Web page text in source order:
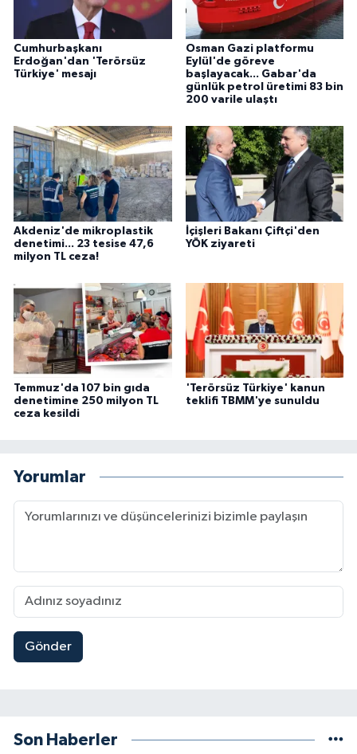
Cumhurbaşkanı
Erdoğan'dan 'Terörsüz
Türkiye' mesajı
Osman Gazi platformu
Eylül'de göreve
başlayacak... Gabar'da
günlük petrol üretimi 83 bin
200 varile ulaştı
Akdeniz'de mikroplastik
denetimi... 23 tesise 47,6
milyon TL ceza!
İçişleri Bakanı Çiftçi'den
YÖK ziyareti
Temmuz'da 107 bin gıda
denetimine 250 milyon TL
ceza kesildi
'Terörsüz Türkiye' kanun
teklifi TBMM'ye sunuldu
Yorumlar
Gönder
Son Haberler